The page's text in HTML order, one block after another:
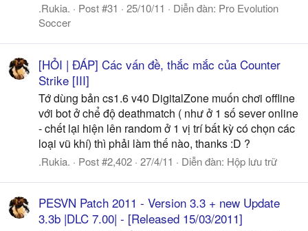
.Rukia. Post #31 25/10/11 Diễn đàn: Pro Evolution
Soccer
[HỎI | ĐÁP] Các vấn đề, thắc mắc của Counter
Strike [III]
Tớ dùng bản cs1.6 v40 DigitalZone muốn chơi offline
với bot ở chể độ deathmatch ( như ở 1 số sever online
- chết lại hiện lên random ở 1 vị trí bất kỳ có chọn các
loại vũ khí) thì phải làm thế nào, thanks :D ?
.Rukia. Post #2,402 27/4/11 Diễn đàn: Hộp lưu trữ
PESVN Patch 2011 - Version 3.3 + new Update
3.3b |DLC 7.00| - [Released 15/03/2011]